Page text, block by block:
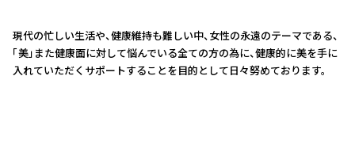
現代の忙しい生活や、健康維持も難しい中、女性の永遠のテーマである、
「美」また健康面に対して悩んでいる全ての方の為に、健康的に美を手に
入れていただくサポートすることを目的として日々努めております。